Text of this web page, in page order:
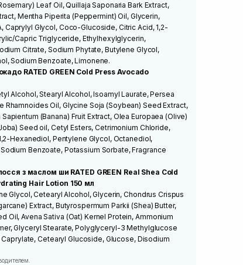
Leaf Oil, Quillaja Saponaria Bark Extract,
Mentha Piperita (Peppermint) Oil, Glycerin,
Caprylyl Glycol, Coco-Glucoside, Citric Acid, 1,2-
Capric Triglyceride, Ethylhexylglycerin,
Citrate, Sodium Phytate, Butylene Glycol,
Sodium Benzoate, Limonene.
RATED GREEN Cold Press Avocado
Alcohol, Stearyl Alcohol, Isoamyl Laurate, Persea
Rhamnoides Oil, Glycine Soja (Soybean) Seed Extract,
(Banana) Fruit Extract, Olea Europaea (Olive)
Seed oil, Cetyl Esters, Cetrimonium Chloride,
Hexanediol, Pentylene Glycol, Octanediol,
Benzoate, Potassium Sorbate, Fragrance
з маслом ши RATED GREEN Real Shea Cold
Hair Lotion 150 мл
Glycol, Cetearyl Alcohol, Glycerin, Chondrus Crispus
Extract, Butyrospermum Parkii (Shea) Butter,
Oil, Avena Sativa (Oat) Kernel Protein, Ammonium
Glyceryl Stearate, Polyglyceryl-3 Methylglucose
Cetearyl Glucoside, Glucose, Disodium